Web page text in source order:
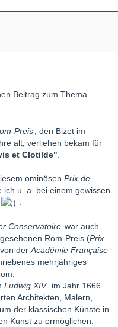
Beitrag zum Thema
Preis
, den Bizet im
alt, verliehen bekam für
et Clotilde"
ominösen Prix de
u. a. bei einem gewissen
:
Conservatoire war auch
Rom-Preis (Prix
der Académie Française
mehrjähriges
Ludwig XIV. im Jahr 1666
Architekten, Malern,
der klassischen Künste in
Kunst zu ermöglichen.